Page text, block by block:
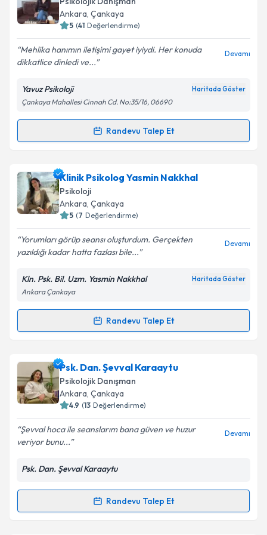
takvim hazırlandığında e-posta ile bilgilendireceğiz.
Kişisel verilerimin işlenmesine ilişkin
Aydınlatma
Metni'ni okudum ve kişisel verilerimin belirtilen
kapsamda işlenmesini kabul ediyorum.
Ankara, Çankaya
5 (41 Değerlendirme)
Mehlika hanımın iletişimi gayet iyiydi. Her konuda
dikkatlice dinledi ve...
Devamı
Yavuz Psikoloji Haritada Göster
Çankaya Mahallesi Cinnah Cd. No:35/16, 06690
Randevu Talep Et
Randevu Takvimi Talebi
Psk. Dan. Mehlika Zeynep Yavuziçin randevu
takvimi talebi oluşturun. Size bu uzmandan randevu
almanız için bir takvim hazırlandığında e-posta ile
bilgilendireceğiz.
E-posta Adresiniz
Kişisel verilerimin işlenmesine ilişkin
Metni'ni okudum ve kişisel verilerimin belirtilen
kapsamda işlenmesini kabul ediyorum.
Klinik Psikolog Yasmin Nakkhal
Psikoloji
Ankara, Çankaya
5 (7 Değerlendirme)
Yorumları görüp seansı oluşturdum. Gerçekten
yazıldığı kadar hatta fazlası bile...
Devamı
Kln. Psk. Bil. Uzm. Yasmin Nakkhal Haritada Göster
Ankara Çankaya
Randevu Talep Et
Randevu Takvimi Talebi
Klinik Psikolog Yasmin Nakkhaliçin randevu
takvimi talebi oluşturun. Size bu uzmandan randevu
almanız için bir takvim hazırlandığında e-posta ile
bilgilendireceğiz.
E-posta Adresiniz
'ni okudum ve kişisel verilerimin belirtilen
kapsamda işlenmesini kabul ediyorum.
Psk. Dan. Şevval Karaaytu
Psikolojik Danışman
Ankara, Çankaya
4.9 (13 Değerlendirme)
Şevval hoca ile seanslarım bana güven ve huzur
veriyor bunu...
Devamı
Psk. Dan. Şevval Karaaytu
Randevu Talep Et
Randevu Takvimi Talebi